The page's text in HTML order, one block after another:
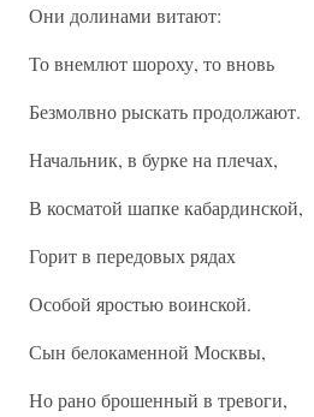
Они долинами витают:
То внемлют шороху, то вновь
Безмолвно рыскать продолжают.
Начальник, в бурке на плечах,
В косматой шапке кабардинской,
Горит в передовых рядах
Особой яростью воинской.
Сын белокаменной Москвы,
Но рано брошенный в тревоги,